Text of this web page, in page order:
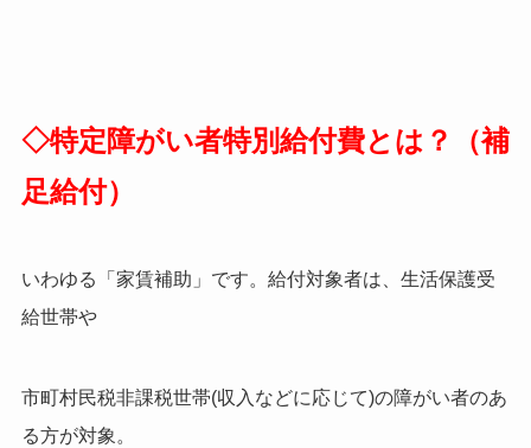
◇特定障がい者特別給付費とは？（補
足給付）
いわゆる「家賃補助」です。給付対象者は、生活保護受
給世帯や
市町村民税非課税世帯(収入などに応じて)の障がい者のあ
る方が対象。